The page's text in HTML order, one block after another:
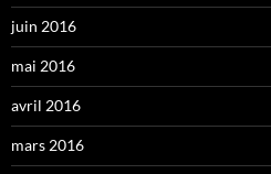
juin 2016
mai 2016
avril 2016
mars 2016